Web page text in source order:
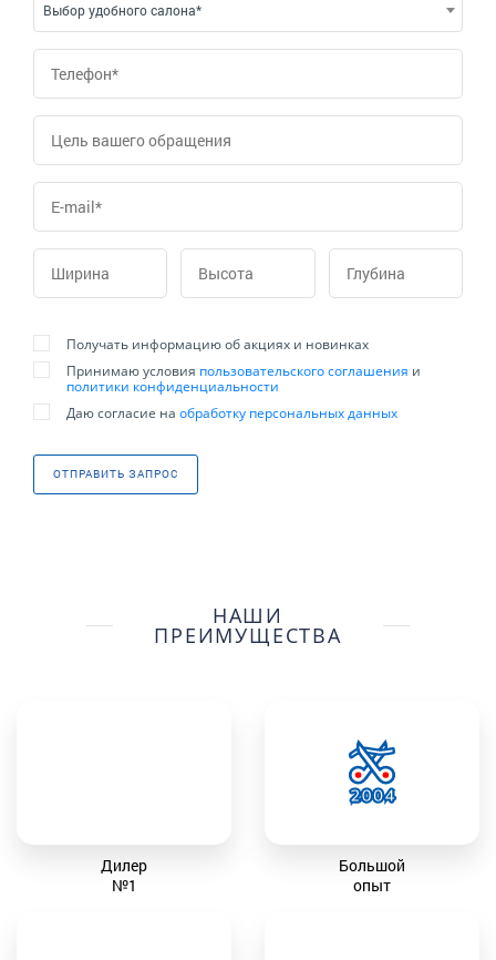
Выбор удобного салона*
ОТПРАВИТЬ ЗАПРОС
Получать информацию об акциях и новинках
Принимаю условия пользовательского соглашения и
политики конфиденциальности
Даю согласие на обработку персональных данных
НАШИ
ПРЕИМУЩЕСТВА
Дилер
№1
Большой
опыт